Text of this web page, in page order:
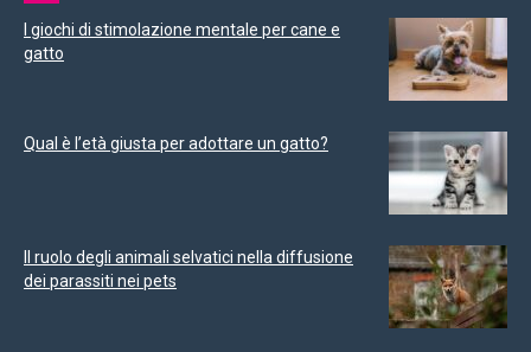
I giochi di stimolazione mentale per cane e
gatto
Qual è l’età giusta per adottare un gatto?
Il ruolo degli animali selvatici nella diffusione
dei parassiti nei pets